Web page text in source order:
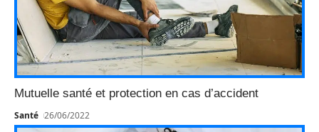
Mutuelle santé et protection en cas d’accident
Santé 26/06/2022